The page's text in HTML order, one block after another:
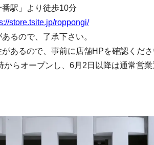
駅」より徒歩10分
store.tsite.jp/roppongi/
るので、了承下さい。
あるので、事前に店舗HPを確認くださ
らオープンし、6月2日以降は通常営業